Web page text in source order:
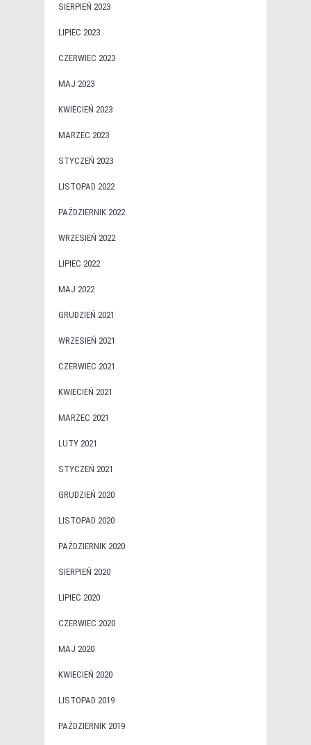
SIERPIEŃ 2023
LIPIEC 2023
CZERWIEC 2023
MAJ 2023
KWIECIEŃ 2023
MARZEC 2023
STYCZEŃ 2023
LISTOPAD 2022
PAŹDZIERNIK 2022
WRZESIEŃ 2022
LIPIEC 2022
MAJ 2022
GRUDZIEŃ 2021
WRZESIEŃ 2021
CZERWIEC 2021
KWIECIEŃ 2021
MARZEC 2021
LUTY 2021
STYCZEŃ 2021
GRUDZIEŃ 2020
LISTOPAD 2020
PAŹDZIERNIK 2020
SIERPIEŃ 2020
LIPIEC 2020
CZERWIEC 2020
MAJ 2020
KWIECIEŃ 2020
LISTOPAD 2019
PAŹDZIERNIK 2019